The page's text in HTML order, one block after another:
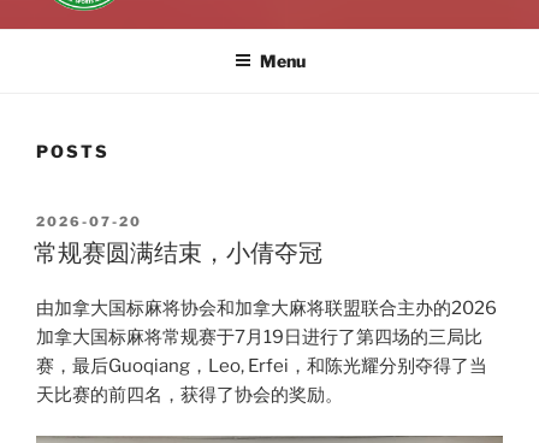
Menu
POSTS
POSTED
ON
2026-07-20
常规赛圆满结束，小倩夺冠
由加拿大国标麻将协会和加拿大麻将联盟联合主办的2026
加拿大国标麻将常规赛于7月19日进行了第四场的三局比
赛，最后Guoqiang，Leo, Erfei，和陈光耀分别夺得了当
天比赛的前四名，获得了协会的奖励。